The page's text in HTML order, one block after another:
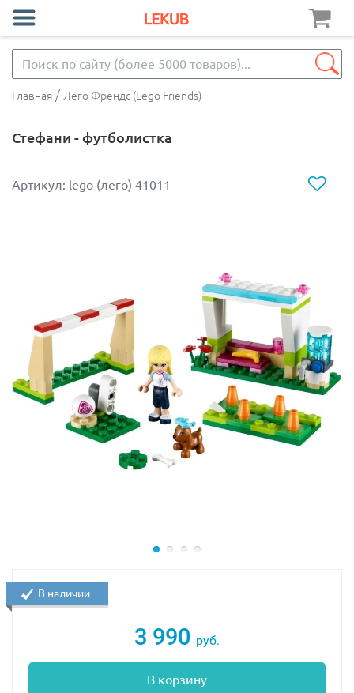
Главная / Лего Френдс (Lego Friends)
Стефани - футболистка
Артикул: lego (лего) 41011
3 990 руб.
В корзину
В наличии